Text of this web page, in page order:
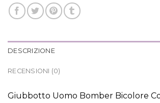
DESCRIZIONE
RECENSIONI (0)
Giubbotto Uomo Bomber Bicolore